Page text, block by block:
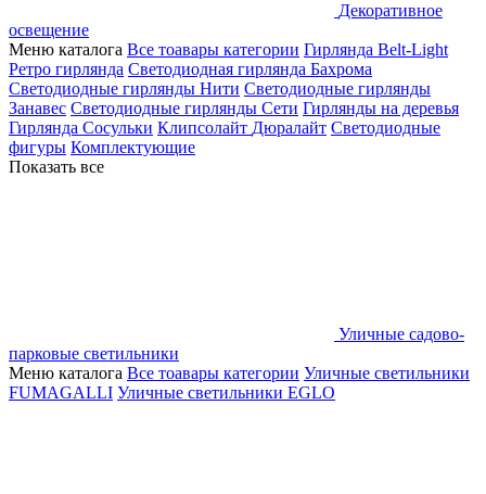
Декоративное
освещение
Меню каталога Все тоавары категории Гирлянда Belt-Light
Ретро гирлянда Светодиодная гирлянда Бахрома
Светодиодные гирлянды Нити Светодиодные гирлянды
Занавес Светодиодные гирлянды Сети Гирлянды на деревья
Гирлянда Сосульки Клипсолайт Дюралайт Светодиодные
фигуры Комплектующие
Показать все
Уличные садово-
парковые светильники
Меню каталога Все тоавары категории Уличные светильники
FUMAGALLI Уличные светильники EGLO